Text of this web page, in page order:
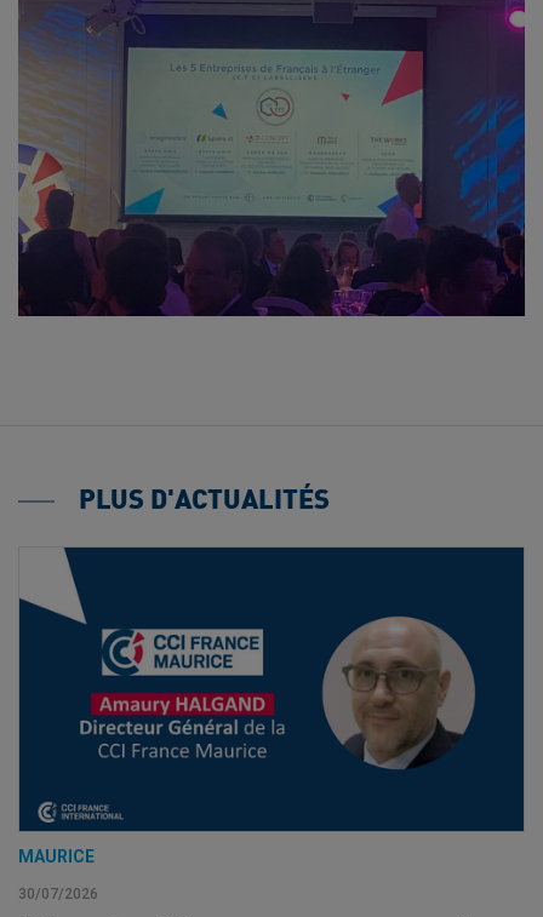
PLUS D'ACTUALITÉS
MAURICE
30/07/2026